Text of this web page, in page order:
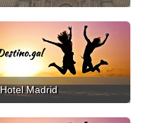
Hotel Madrid